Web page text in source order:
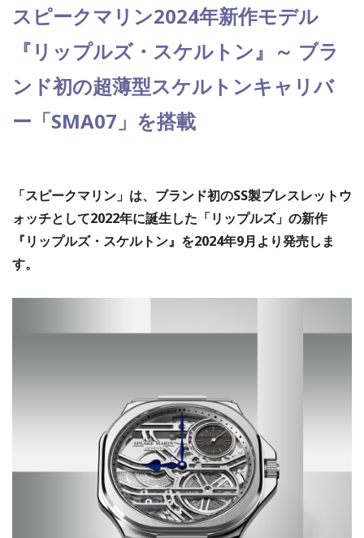
スピークマリン2024年新作モデル
『リップルズ・スケルトン』～ ブラ
ンド初の超薄型スケルトンキャリバ
ー「SMA07」を搭載
「スピークマリン」は、ブランド初のSS製ブレスレットウ
ォッチとして2022年に誕生した「リップルズ」の新作
『リップルズ・スケルトン』を2024年9月より発売しま
す。